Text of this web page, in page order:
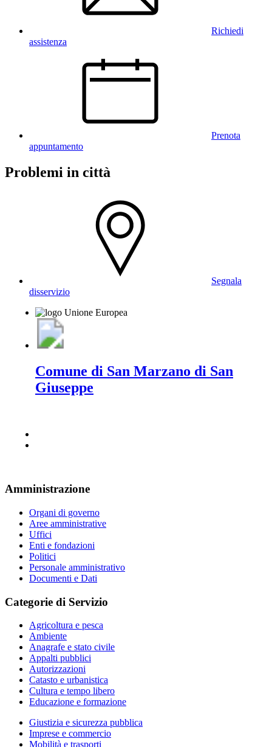
Richiedi
assistenza
Prenota
appuntamento
Problemi in città
Segnala
disservizio
Comune di San Marzano di San
Giuseppe
Amministrazione
Organi di governo
Aree amministrative
Uffici
Enti e fondazioni
Politici
Personale amministrativo
Documenti e Dati
Categorie di Servizio
Agricoltura e pesca
Ambiente
Anagrafe e stato civile
Appalti pubblici
Autorizzazioni
Catasto e urbanistica
Cultura e tempo libero
Educazione e formazione
Giustizia e sicurezza pubblica
Imprese e commercio
Mobilità e trasporti